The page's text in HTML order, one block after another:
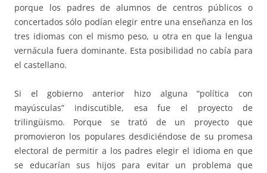
porque los padres de alumnos de centros públicos o
concertados sólo podían elegir entre una enseñanza en los
tres idiomas con el mismo peso, u otra en que la lengua
vernácula fuera dominante. Esta posibilidad no cabía para
el castellano.
Si el gobierno anterior hizo alguna “política con
mayúsculas” indiscutible, esa fue el proyecto de
trilingüismo. Porque se trató de un proyecto que
promovieron los populares desdiciéndose de su promesa
electoral de permitir a los padres elegir el idioma en que
se educarían sus hijos para evitar un problema que